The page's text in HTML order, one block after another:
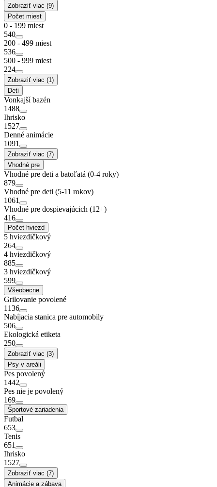
Zobraziť viac (9)
Počet miest
0 - 199 miest
540
200 - 499 miest
536
500 - 999 miest
224
Zobraziť viac (1)
Deti
Vonkajší bazén
1488
Ihrisko
1527
Denné animácie
1091
Zobraziť viac (7)
Vhodné pre
Vhodné pre deti a batoľatá (0-4 roky)
879
Vhodné pre deti (5-11 rokov)
1061
Vhodné pre dospievajúcich (12+)
416
Počet hviezd
5 hviezdičkový
264
4 hviezdičkový
885
3 hviezdičkový
599
Všeobecne
Grilovanie povolené
1136
Nabíjacia stanica pre automobily
506
Ekologická etiketa
250
Zobraziť viac (3)
Psy v areáli
Pes povolený
1442
Pes nie je povolený
169
Športové zariadenia
Futbal
653
Tenis
651
Ihrisko
1527
Zobraziť viac (7)
Animácie a zábava